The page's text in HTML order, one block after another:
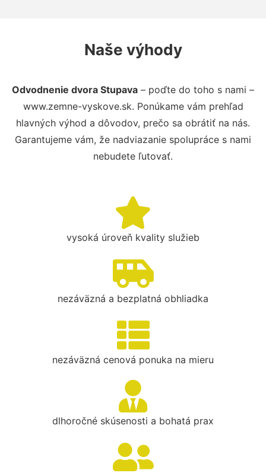
Naše výhody
Odvodnenie dvora Stupava – poďte do toho s nami –
www.zemne-vyskove.sk. Ponúkame vám prehľad
hlavných výhod a dôvodov, prečo sa obrátiť na nás.
Garantujeme vám, že nadviazanie spolupráce s nami
nebudete ľutovať.
vysoká úroveň kvality služieb
nezáväzná a bezplatná obhliadka
nezáväzná cenová ponuka na mieru
dlhoročné skúsenosti a bohatá prax